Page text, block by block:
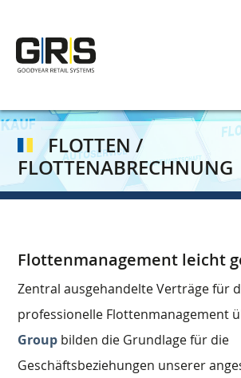
Inhalt
FLOTTEN /
FLOTTENABRECHNUNG
Flottenmanagement leicht
Zentral ausgehandelte Verträge für
professionelle Flottenmanagement
Group bilden die Grundlage für die
Geschäftsbeziehungen unserer